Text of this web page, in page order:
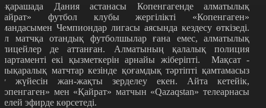
қарашада Дания астанасы Копенгагенде алматылық
айрат» футбол клубы жергілікті «Копенгаген»
Чемпиондар лигасы аясында кездесу өткізеді.
матчқа отандық футболшылар ғана емес, алматылық
де аттанған. Алматының қалалық полиция
екі қызметкерін арнайы жіберіпті. Мақсат -
матчтар кезінде қоғамдық тәртіпті қамтамасыз
жүйесін жан-жақты зерделеу екен. Айта кетейік,
» мен «Қайрат» матчын «Qazaqstan» телеарнасы
эфирде көрсетеді.